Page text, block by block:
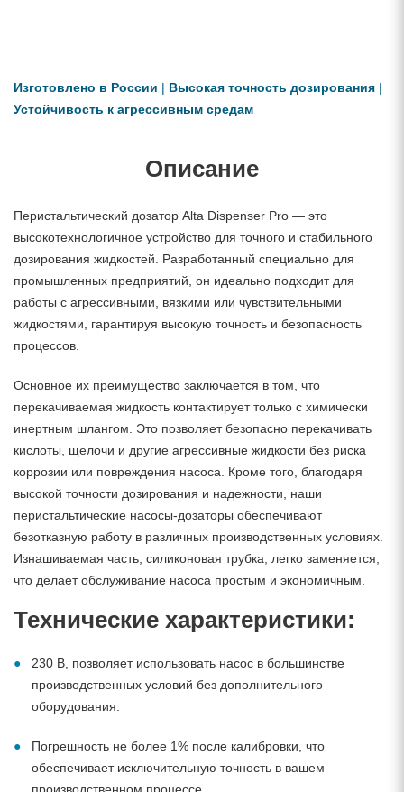
Изготовлено в России | Высокая точность дозирования |
Устойчивость к агрессивным средам
Описание
Перистальтический дозатор Alta Dispenser Pro — это
высокотехнологичное устройство для точного и стабильного
дозирования жидкостей. Разработанный специально для
промышленных предприятий, он идеально подходит для
работы с агрессивными, вязкими или чувствительными
жидкостями, гарантируя высокую точность и безопасность
процессов.
Основное их преимущество заключается в том, что
перекачиваемая жидкость контактирует только с химически
инертным шлангом. Это позволяет безопасно перекачивать
кислоты, щелочи и другие агрессивные жидкости без риска
коррозии или повреждения насоса. Кроме того, благодаря
высокой точности дозирования и надежности, наши
перистальтические насосы-дозаторы обеспечивают
безотказную работу в различных производственных условиях.
Изнашиваемая часть, силиконовая трубка, легко заменяется,
что делает обслуживание насоса простым и экономичным.
Технические характеристики:
230 В, позволяет использовать насос в большинстве
производственных условий без дополнительного
оборудования.
Погрешность не более 1% после калибровки, что
обеспечивает исключительную точность в вашем